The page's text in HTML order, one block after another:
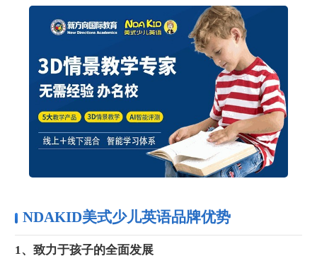
NDAKID美式少儿英语品牌优势
1、致力于孩子的全面发展